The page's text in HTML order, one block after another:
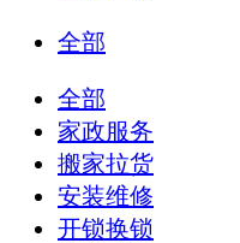
全部
全部
家政服务
搬家拉货
安装维修
开锁换锁